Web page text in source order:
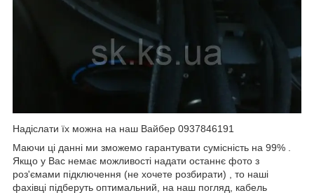
Надіслати їх можна на наш Вайбер 0937846191
Маючи ці данні ми зможемо гарантувати сумісність на 99% .
Якщо у Вас немає можливості надати останнє фото з
роз'ємами підключення (не хочете розбирати) , то наші
фахівці підберуть оптимальний, на наш погляд, кабель